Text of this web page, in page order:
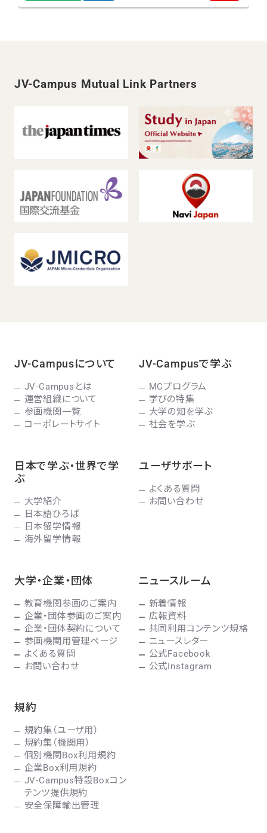
JV-Campus Mutual Link Partners
JV-Campusについて
JV-Campusとは
運営組織について
参画機関一覧
コーポレートサイト
JV-Campusで学ぶ
MCプログラム
学びの特集
大学の知を学ぶ
社会を学ぶ
日本で学ぶ・世界で学
ぶ
大学紹介
日本語ひろば
日本留学情報
海外留学情報
ユーザサポート
よくある質問
お問い合わせ
大学・企業・団体
教育機関参画のご案内
企業・団体参画のご案内
企業・団体契約について
参画機関用管理ページ
よくある質問
お問い合わせ
ニュースルーム
新着情報
広報資料
共同利用コンテンツ規格
ニュースレター
公式Facebook
公式Instagram
規約
規約集（ユーザ用）
規約集（機関用）
個別機関Box利用規約
企業Box利用規約
JV-Campus特設Boxコン
テンツ提供規約
安全保障輸出管理